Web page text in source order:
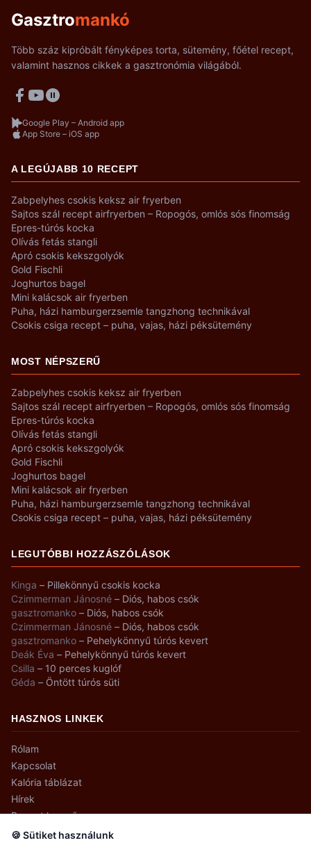
🍪 Sütiket használunk
Gasztromankó
Több száz kipróbált fényképes torta, sütemény, főétel recept,
valamint hasznos cikkek a gasztronómia világából.
Google Play – Android app
App Store – iOS app
A LEGÚJABB 10 RECEPT
Zabpelyhes csokis keksz air fryerben
Sajtos szál recept airfryerben – Ropogós, omlós sós finomság
Epres-túrós kocka
Olívás fetás stangli
Apró csokis kekszgolyók
Gold Fischli
Joghurtos bagel
Mini kalácsok air fryerben
Puha, házi hamburgerzsemle tangzhong technikával
Csokis csiga recept – puha, vajas, házi péksütemény
MOST NÉPSZERŰ
Zabpelyhes csokis keksz air fryerben
Sajtos szál recept airfryerben – Ropogós, omlós sós finomság
Epres-túrós kocka
Olívás fetás stangli
Apró csokis kekszgolyók
Gold Fischli
Joghurtos bagel
Mini kalácsok air fryerben
Puha, házi hamburgerzsemle tangzhong technikával
Csokis csiga recept – puha, vajas, házi péksütemény
LEGUTÓBBI HOZZÁSZÓLÁSOK
Kinga – Pillekönnyű csokis kocka
Czimmerman Jánosné – Diós, habos csók
gasztromanko – Diós, habos csók
Czimmerman Jánosné – Diós, habos csók
gasztromanko – Pehelykönnyű túrós kevert
Deák Éva – Pehelykönnyű túrós kevert
Csilla – 10 perces kuglóf
Géda – Öntött túrós süti
HASZNOS LINKEK
Rólam
Kapcsolat
Kalória táblázat
Hírek
Recept kereső